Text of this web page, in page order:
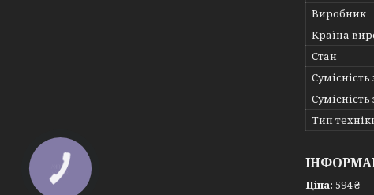
Виробник
Країна
Стан
Тип
Ціна: 594 ₴